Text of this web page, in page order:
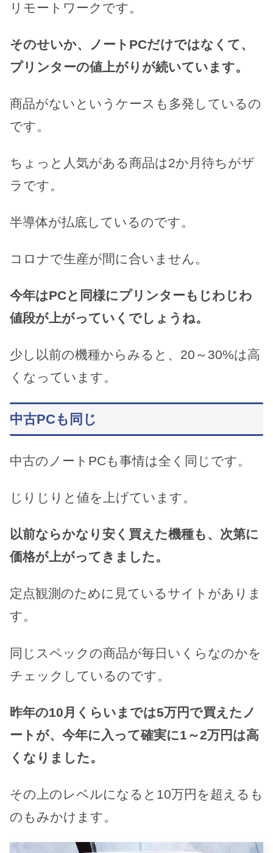
リモートワークです。
そのせいか、ノートPCだけではなくて、
プリンターの値上がりが続いています。
商品がないというケースも多発しているの
です。
ちょっと人気がある商品は2か月待ちがザ
ラです。
半導体が払底しているのです。
コロナで生産が間に合いません。
今年はPCと同様にプリンターもじわじわ
値段が上がっていくでしょうね。
少し以前の機種からみると、20～30%は高
くなっています。
中古PCも同じ
中古のノートPCも事情は全く同じです。
じりじりと値を上げています。
以前ならかなり安く買えた機種も、次第に
価格が上がってきました。
定点観測のために見ているサイトがありま
す。
同じスペックの商品が毎日いくらなのかを
チェックしているのです。
昨年の10月くらいまでは5万円で買えたノ
ートが、今年に入って確実に1～2万円は高
くなりました。
その上のレベルになると10万円を超えるも
のもみかけます。